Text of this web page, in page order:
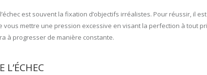
est souvent la fixation d’objectifs irréalistes. Pour réussir, il
vous mettre une pression excessive en visant la perfection à tout
à progresser de manière constante.
L’ÉCHEC